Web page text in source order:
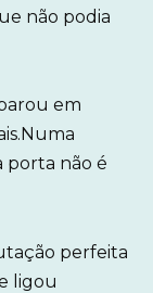
não podia
em
porta não é
perfeita
ligou